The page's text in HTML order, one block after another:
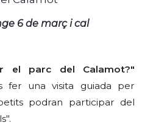
6 de març i cal
el parc del Calamot?"
fer una visita guiada per
podran participar del